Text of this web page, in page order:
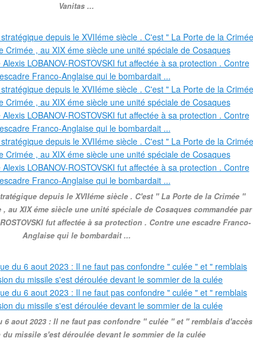
Vanitas ...
depuis le XVIIéme siècle . C'est " La Porte de la Crimée "
au XIX éme siècle une unité spéciale de Cosaques commandée par
fut affectée à sa protection . Contre une escadre Franco-
Anglaise qui le bombardait ...
6 aout 2023 : Il ne faut pas confondre " culée " et " remblais d'accès
missile s'est déroulée devant le sommier de la culée